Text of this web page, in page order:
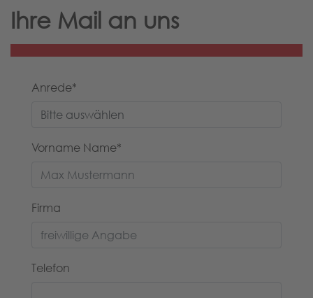
Ihre Mail an uns
Anrede*
Vorname Name*
Firma
Telefon